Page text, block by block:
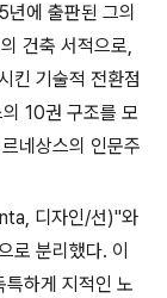
에 출판된 그의
건축 서적으로,
킨 기술적 전환점
10권 구조를 모
네상스의 인문주
디자인/선)"와
분리했다. 이
하게 지적인 노